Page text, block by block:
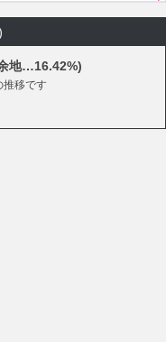
地…16.42%)
推移です